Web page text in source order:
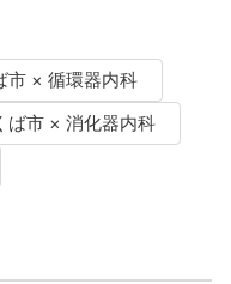
市 × 循環器内科
ば市 × 消化器内科